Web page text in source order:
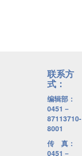
联系方
式：
编辑部：
0451－
87113710-
8001
传 真：
0451－